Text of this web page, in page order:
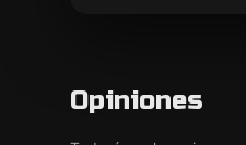
Opiniones